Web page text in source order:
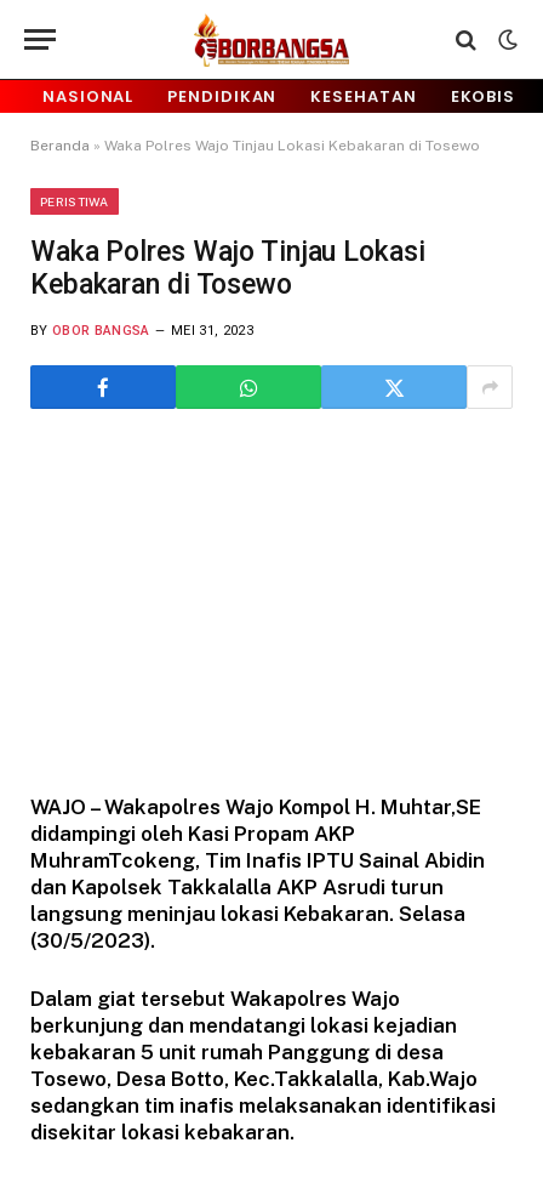
NASIONAL PENDIDIKAN KESEHATAN EKOBIS
Beranda » Waka Polres Wajo Tinjau Lokasi Kebakaran di Tosewo
PERISTIWA
Waka Polres Wajo Tinjau Lokasi
Kebakaran di Tosewo
BY OBOR BANGSA MEI 31, 2023
WAJO – Wakapolres Wajo Kompol H. Muhtar,SE
didampingi oleh Kasi Propam AKP
MuhramTcokeng, Tim Inafis IPTU Sainal Abidin
dan Kapolsek Takkalalla AKP Asrudi turun
langsung meninjau lokasi Kebakaran. Selasa
(30/5/2023).
Dalam giat tersebut Wakapolres Wajo
berkunjung dan mendatangi lokasi kejadian
kebakaran 5 unit rumah Panggung di desa
Tosewo, Desa Botto, Kec.Takkalalla, Kab.Wajo
sedangkan tim inafis melaksanakan identifikasi
disekitar lokasi kebakaran.